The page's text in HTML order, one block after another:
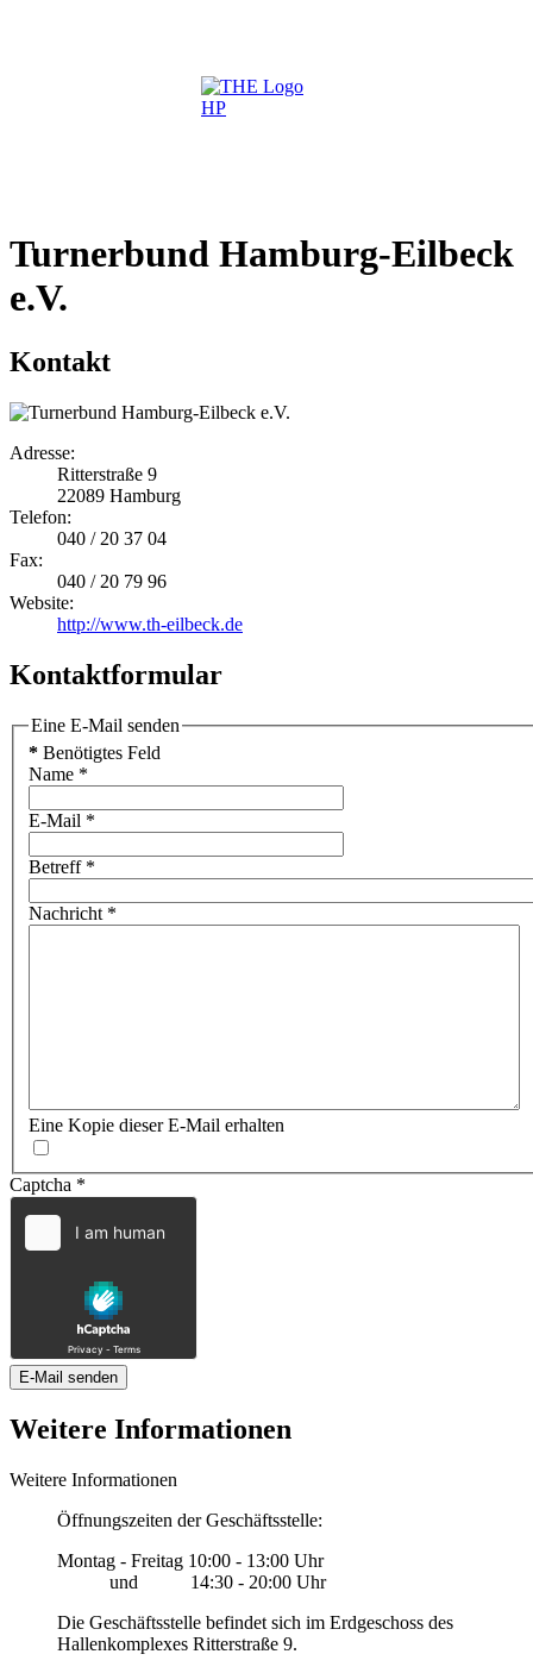
Turnerbund Hamburg-Eilbeck
e.V.
Kontakt
Adresse:
Ritterstraße 9
22089 Hamburg
Telefon:
040 / 20 37 04
Fax:
040 / 20 79 96
Website:
http://www.th-eilbeck.de
Kontaktformular
Eine E-Mail senden
* Benötigtes Feld
Name *
E-Mail *
Betreff*
Nachricht *
Eine Kopie dieser E-Mail erhalten
Captcha *
E-Mail senden
Weitere Informationen
Weitere Informationen
Öffnungszeiten der Geschäftsstelle:
Montag - Freitag 10:00 - 13:00 Uhr
und 14:30 - 20:00 Uhr
Die Geschäftsstelle befindet sich im Erdgeschoss des
Hallenkomplexes Ritterstraße 9.